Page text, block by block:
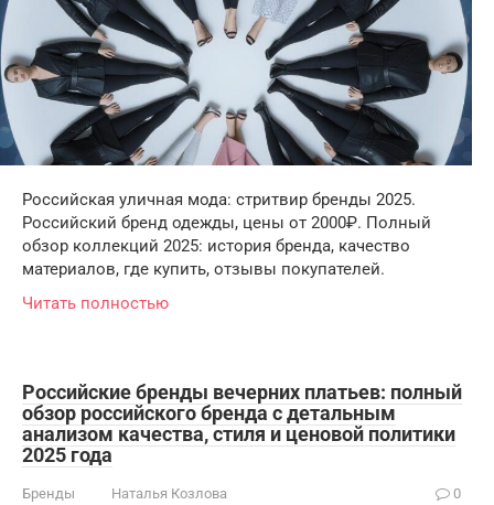
Российская уличная мода: стритвир бренды 2025.
Российский бренд одежды, цены от 2000₽. Полный
обзор коллекций 2025: история бренда, качество
материалов, где купить, отзывы покупателей.
Читать полностью
Российские бренды вечерних платьев: полный
обзор российского бренда с детальным
анализом качества, стиля и ценовой политики
2025 года
Бренды Наталья Козлова 0